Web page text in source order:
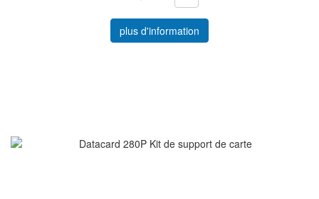
plus d'information